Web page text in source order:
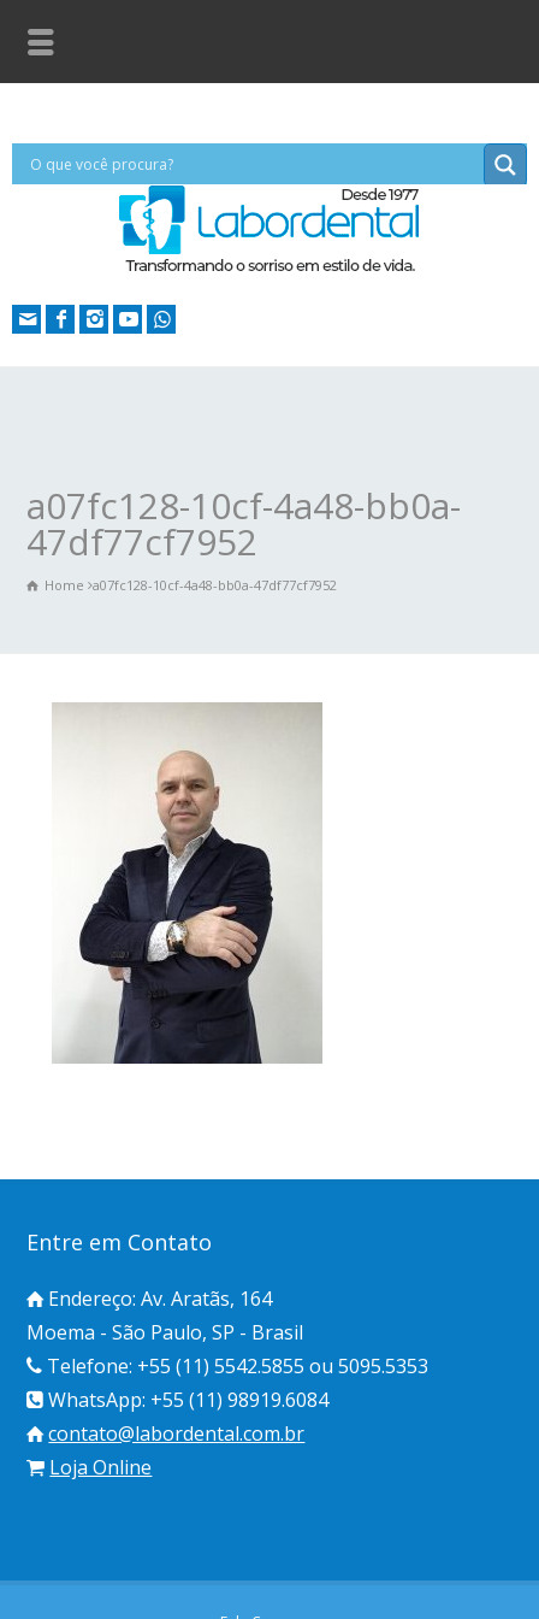
a07fc128-10cf-4a48-bb0a-
47df77cf7952
Home a07fc128-10cf-4a48-bb0a-47df77cf7952
Entre em Contato
Endereço: Av. Aratãs, 164
Moema - São Paulo, SP - Brasil
Telefone: +55 (11) 5542.5855 ou 5095.5353
WhatsApp: +55 (11) 98919.6084
contato@labordental.com.br
Loja Online